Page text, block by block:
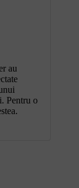
au
Pentru o